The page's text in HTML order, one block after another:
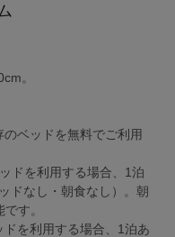
。
ベッドを無料でご利用
ドを利用する場合、1泊
ドなし・朝食なし）。朝
す。
を利用する場合、1泊あ